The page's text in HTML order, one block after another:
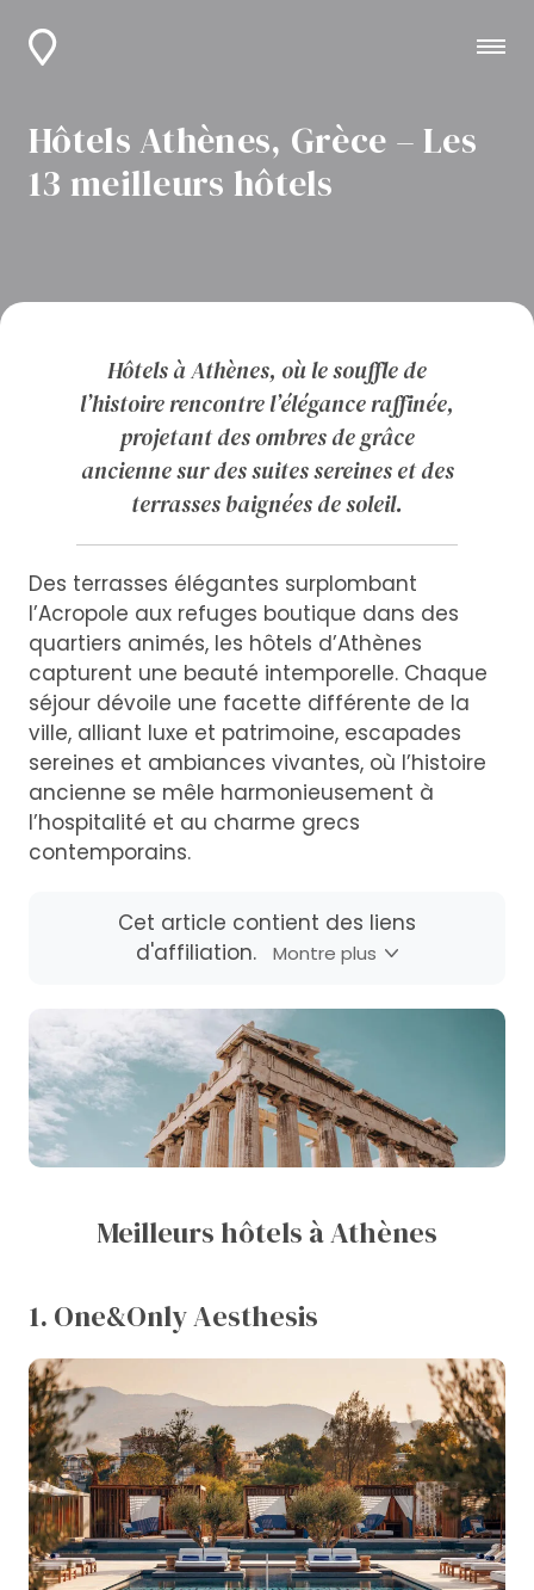
Hôtels Athènes, Grèce – Les
13 meilleurs hôtels
Hôtels à Athènes, où le souffle de
l’histoire rencontre l’élégance raffinée,
projetant des ombres de grâce
ancienne sur des suites sereines et des
terrasses baignées de soleil.
Des terrasses élégantes surplombant
l’Acropole aux refuges boutique dans des
quartiers animés, les hôtels d’Athènes
capturent une beauté intemporelle. Chaque
séjour dévoile une facette différente de la
ville, alliant luxe et patrimoine, escapades
sereines et ambiances vivantes, où l’histoire
ancienne se mêle harmonieusement à
l’hospitalité et au charme grecs
contemporains.
Cet article contient des liens
d'affiliation.
Montre plus
Meilleurs hôtels à Athènes
1. One&Only Aesthesis